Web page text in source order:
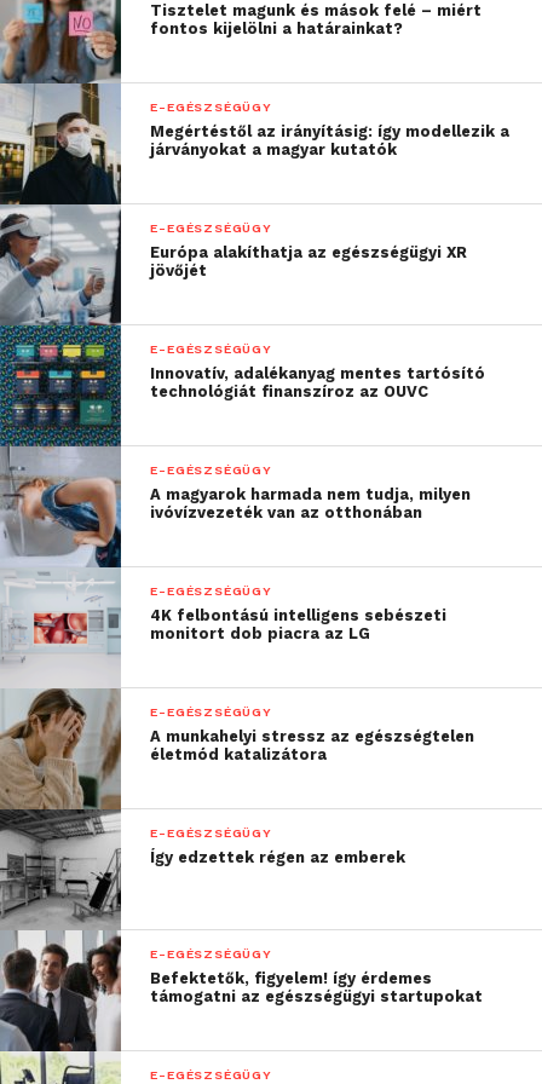
Sétányon fejlesztett Corvin Technology & Science
Park (Corvin 5) irodakomplexumok szerepelnek a
Platina előminősítési listán.
„A Futureal-csoport
elkötelezte magát, hogy
az összes jövőbeni
irodaépület-fejlesztését
a WELL irányelvei szerint
valósítja meg, hiszen a
környezettudatosság
részeként az
épülethasználók
egészségét az egyik
legfontosabb tényezőnek
kell tekinteni a tervezés
során. A hazai
irodapiacon is
Tisztelet magunk és mások felé – miért
fontos kijelölni a határainkat?
E-EGÉSZSÉGÜGY
Megértéstől az irányításig: így modellezik a
járványokat a magyar kutatók
E-EGÉSZSÉGÜGY
Európa alakíthatja az egészségügyi XR
jövőjét
E-EGÉSZSÉGÜGY
Innovatív, adalékanyag mentes tartósító
technológiát finanszíroz az OUVC
E-EGÉSZSÉGÜGY
A magyarok harmada nem tudja, milyen
ivóvízvezeték van az otthonában
E-EGÉSZSÉGÜGY
4K felbontású intelligens sebészeti
monitort dob piacra az LG
E-EGÉSZSÉGÜGY
A munkahelyi stressz az egészségtelen
életmód katalizátora
E-EGÉSZSÉGÜGY
Így edzettek régen az emberek
E-EGÉSZSÉGÜGY
Befektetők, figyelem! így érdemes
támogatni az egészségügyi startupokat
E-EGÉSZSÉGÜGY